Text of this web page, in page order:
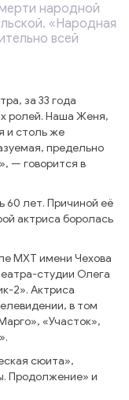
народной
«Народная
всей
за 33 года
ролей. Наша Женя,
и столь же
предельно
— говорится в
60 лет. Причиной её
актриса боролась
МХТ имени Чехова
студии Олега
2». Актриса
в том
«Участок»,
сюита»,
Продолжение» и